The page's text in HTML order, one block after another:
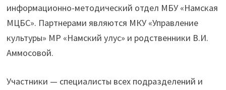
информационно-методический отдел МБУ «Намская
МЦБС». Партнерами являются МКУ «Управление
культуры» МР «Намский улус» и родственники В.И.
Аммосовой.
Участники — специалисты всех подразделений и